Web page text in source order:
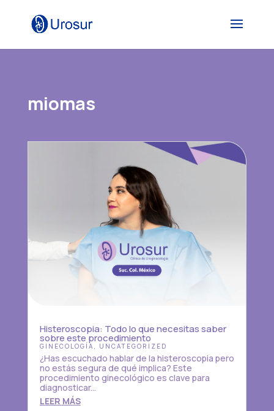
miomas
Histeroscopia: Todo lo que necesitas saber
sobre este procedimiento
GINECOLOGÍA UNCATEGORIZED
¿Has escuchado hablar de la histeroscopia pero
no estás segura de qué implica? Este
procedimiento ginecológico es clave para
diagnosticar...
LEER MÁS